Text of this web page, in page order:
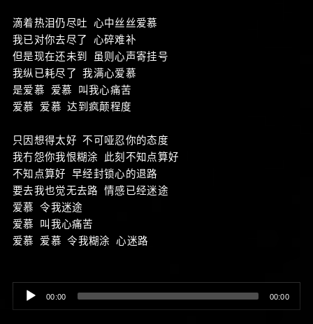
滴着热泪仍尽吐 心中丝丝爱慕
我已对你去尽了 心碎难补
但是现在还未到 虽则心声寄挂号
我纵已耗尽了 我满心爱慕
是爱慕 爱慕 叫我心痛苦
爱慕 爱慕 达到疯颠程度
只因想得太好 不可哑忍你的态度
我冇怨你我恨糊涂 此刻不知点算好
不知点算好 早经封锁心的退路
要去我也觉无去路 情感已经迷途
爱慕 令我迷途
爱慕 叫我心痛苦
爱慕 爱慕 令我糊涂 心迷路
Audio
Player
00:00 00:00